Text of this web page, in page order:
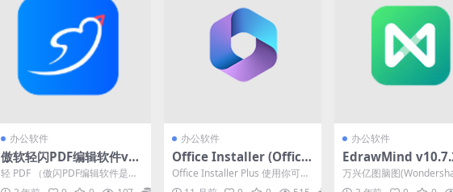
办公软件
傲软轻闪PDF编辑软件v2.
13.0.4 一款操作简单的全
能PDF转换器
轻 PDF （傲闪PDF编辑软件是一
款操作简单的全能PDF转换器，
办公软件
Office Installer (Office
安装工具) v1.29 官方免费
版
Office Installer Plus 使用你可以
在 Windows 计算机...
办公软件
EdrawMind
万兴亿图脑图，免
文绿色版
万兴亿图脑图
awMind)是一款多平台协